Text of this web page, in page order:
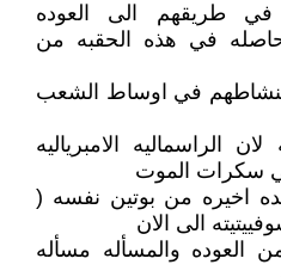
طريقهم الى العوده
في هذه الحقبه من
في اوساط الشعب
الراسماليه الامبرياليه
سكرات الموت
اخيره من بوتين نفسه (
الى الان
والمسأله مسأله